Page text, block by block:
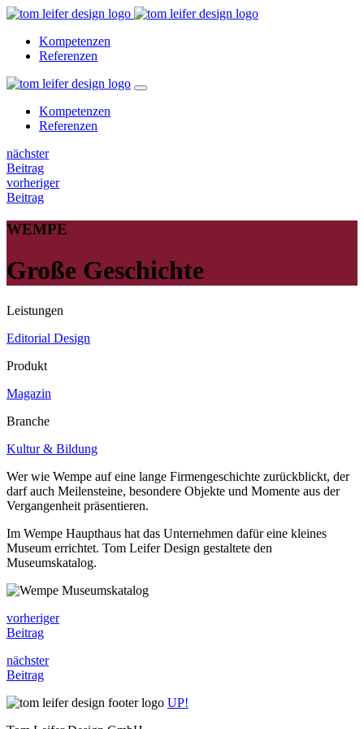
Kompetenzen
Referenzen
Kompetenzen
Referenzen
nächster
Beitrag
vorheriger
Beitrag
WEMPE
Große Geschichte
Leistungen
Editorial Design
Produkt
Magazin
Branche
Kultur & Bildung
Wer wie Wempe auf eine lange Firmengeschichte zurückblickt, der
darf auch Meilensteine, besondere Objekte und Momente aus der
Vergangenheit präsentieren.
Im Wempe Haupthaus hat das Unternehmen dafür eine kleines
Museum errichtet. Tom Leifer Design gestaltete den
Museumskatalog.
vorheriger
Beitrag
nächster
Beitrag
UP!